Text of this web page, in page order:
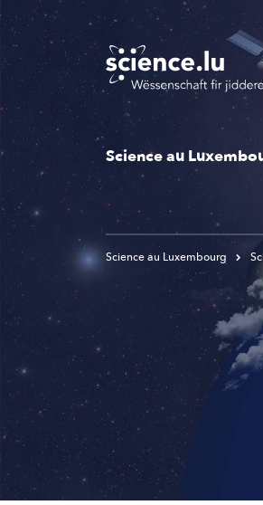
Skip
to
main
content
Science au
Science au Luxembourg